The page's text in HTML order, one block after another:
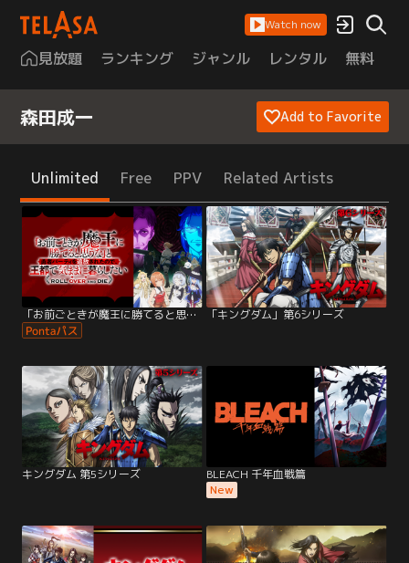
Watch now
見放題 ランキング ジャンル レンタル 無料
森田成一 Add to Favorite
Unlimited Free PPV Related Artists
「お前ごときが魔王に勝てると思うな」と勇者パーティを追放されたので、王都で気… 「キングダム」第6シリーズ
キングダム 第5シリーズ
BLEACH 千年血戦篇
New